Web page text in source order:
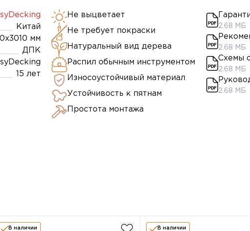
Китай
мм
ДПК
15 лет
Не выцветает
Не требует покраски
Натуральный вид дерева
Распил обычным инструментом
Износоустойчивый материал
Устойчивость к пятнам
Простота монтажа
2.68 МБ
2.68 МБ
Схемы
2.68 МБ
2.68 МБ
В наличии В наличии